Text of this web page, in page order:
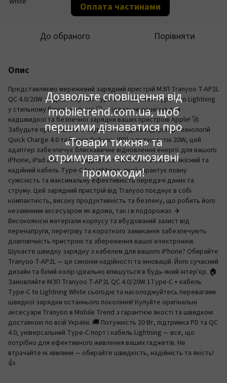
Дозвольте сповіщення від
mobiletrend.com.ua, щоб
першими дізнаватися про
«Товари тижня» та
отримувати ексклюзивні
промокоди!
Оплата частинами
До обраного Порівняти
Опис
Представляємо мережевий зарядний пристрій МЗП Tranyoo T-AP2L
QC 4.0/20W з одним портом Type-C та кабелем Type-C to Lightning
у стильному білому кольорі 🤍 — ідеальне рішення для
надшвидкої та безпечної зарядки ваших пристроїв Apple! 🚀
Забудьте про тривале очікування: завдяки підтримці технологій
Quick Charge 4.0 та Power Delivery (PD) з потужністю 20W, цей
адаптер забезпечує блискавичне відновлення енергії для вашого
iPhone, iPad або іншого гаджета. ⚡️ Комплект включає якісний та
надійний кабель Type-C to Lightning, який гарантує повну
сумісність та максимальну ефективність передачі даних та
струму. Цей зарядний пристрій від Tranyoo поєднує в собі
компактність, високу продуктивність та безпеку, що робить його
незамінним аксесуаром як вдома, так і в подорожах. ✈️
Високоякісні матеріали корпусу та вбудований захист від
перенапруги, перегріву та короткого замикання забезпечують
довговічність пристрою та збереження вашої електроніки.
Шукаєте швидку зарядку з кабелем для вашого iPhone? Обирайте
Tranyoo T-AP2L — це синонім надійності та інновацій. Його сучасний
дизайн та білий колір ідеально впишуться в будь-який інтер'єр. 🏠
Замовляйте МЗП Tranyoo T-AP2L QC 4.0/20W 1Type-C + кабель
Type-C to Lightning White сьогодні та насолоджуйтесь перевагами
швидкої зарядки останнього покоління! Купуйте оригінальні
аксесуари Tranyoo в Mobile Trend з гарантією якості та швидкою
доставкою по всій Україні. 🚚 Потужність 20 Вт, підтримка PD та QC
4.0, універсальний Type-C порт і кабель Lightning — все, що
потрібно для ефективного живлення ваших гаджетів. Не
втрачайте ні хвилини — обирайте швидкість, надійність та якість!
👍